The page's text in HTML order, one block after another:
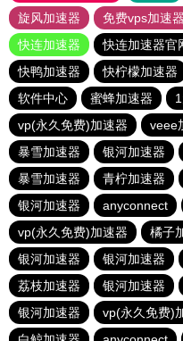
旋风加速器
免费vps加速
快连加速器
快连加速器官
快鸭加速器
快柠檬加速器
软件中心
蜜蜂加速器
vp(永久免费)加速器
veee
暴雪加速器
银河加速器
暴雪加速器
青柠加速器
银河加速器
anyconnect
vp(永久免费)加速器
橘子
银河加速器
银河加速器
荔枝加速器
银河加速器
银河加速器
vp(永久免费)